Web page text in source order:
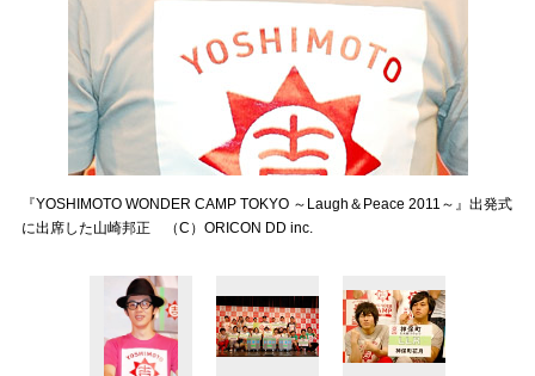
『YOSHIMOTO WONDER CAMP TOKYO ～Laugh＆Peace 2011～』出発式
に出席した山崎邦正 （C）ORICON DD inc.